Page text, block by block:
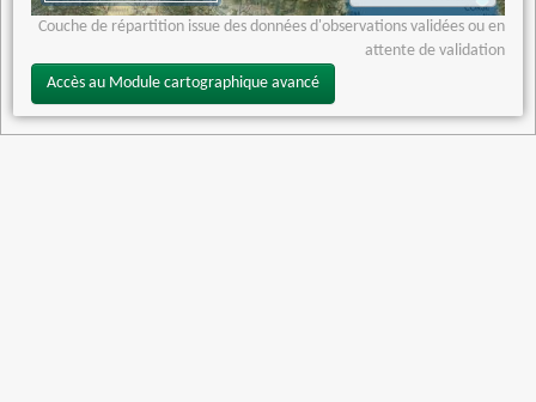
Couche de répartition issue des données d'observations validées ou en
attente de validation
Accès au Module cartographique avancé